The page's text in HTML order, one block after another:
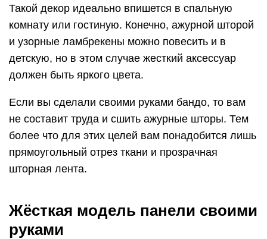
Такой декор идеально впишется в спальную
комнату или гостиную. Конечно, ажурной шторой
и узорные ламбрекены можно повесить и в
детскую, но в этом случае жесткий аксессуар
должен быть яркого цвета.
Если вы сделали своими руками бандо, то вам
не составит труда и сшить ажурные шторы. Тем
более что для этих целей вам понадобится лишь
прямоугольный отрез ткани и прозрачная
шторная лента.
Жёсткая модель панели своими
руками